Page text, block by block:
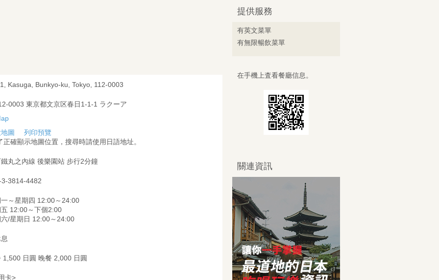
Kasuga, Bunkyo-ku, Tokyo, 112-0003
0003 東京都文京区春日1-1-1 ラクーア
圖
列印預覽
正確顯示地圖位置，搜尋時請使用日語地址。
丸之內線 後樂園站 步行2分鐘
3-3814-4482
～星期四 12:00～24:00
12:00～下個2:00
/星期日 12:00～24:00
1,500 日圓 晚餐 2,000 日圓
卡>
提供服務
有英文菜單
有無限暢飲菜單
在手機上査看餐廳信息。
關連資訊